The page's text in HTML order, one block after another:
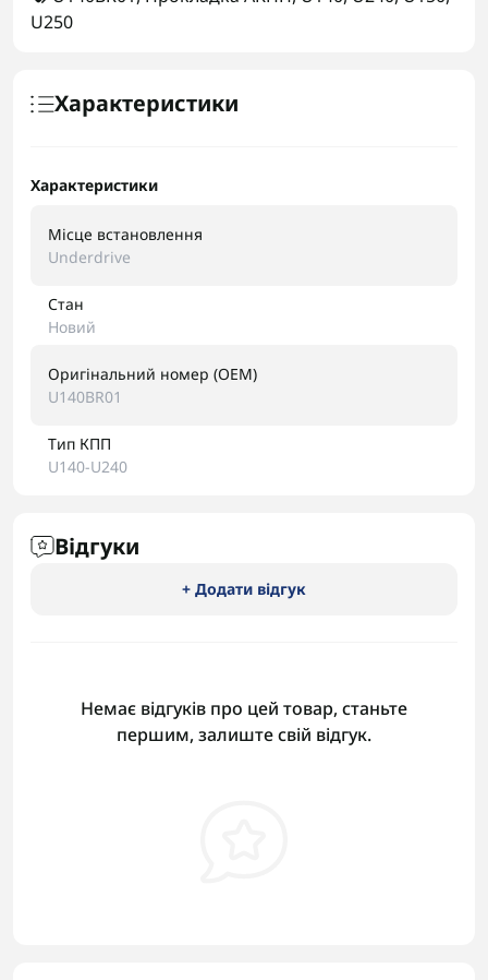
U250
Характеристики
Характеристики
Місце встановлення
Underdrive
Стан
Новий
Оригінальний номер (OEM)
U140BR01
Тип КПП
U140-U240
Відгуки
+ Додати відгук
Немає відгуків про цей товар, станьте
першим, залиште свій відгук.